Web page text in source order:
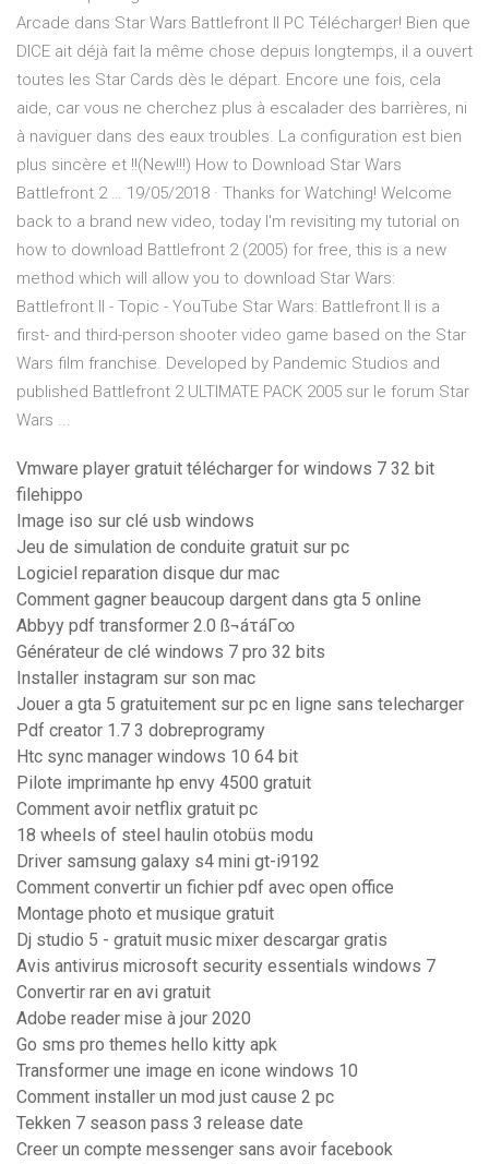
Arcade dans Star Wars Battlefront II PC Télécharger! Bien que
DICE ait déjà fait la même chose depuis longtemps, il a ouvert
toutes les Star Cards dès le départ. Encore une fois, cela
aide, car vous ne cherchez plus à escalader des barrières, ni
à naviguer dans des eaux troubles. La configuration est bien
plus sincère et !!(New!!!) How to Download Star Wars
Battlefront 2 … 19/05/2018 · Thanks for Watching! Welcome
back to a brand new video, today I'm revisiting my tutorial on
how to download Battlefront 2 (2005) for free, this is a new
method which will allow you to download Star Wars:
Battlefront II - Topic - YouTube Star Wars: Battlefront II is a
first- and third-person shooter video game based on the Star
Wars film franchise. Developed by Pandemic Studios and
published Battlefront 2 ULTIMATE PACK 2005 sur le forum Star
Wars ...
Vmware player gratuit télécharger for windows 7 32 bit
filehippo
Image iso sur clé usb windows
Jeu de simulation de conduite gratuit sur pc
Logiciel reparation disque dur mac
Comment gagner beaucoup dargent dans gta 5 online
Abbyy pdf transformer 2.0 ß¬áτáΓ∞
Générateur de clé windows 7 pro 32 bits
Installer instagram sur son mac
Jouer a gta 5 gratuitement sur pc en ligne sans telecharger
Pdf creator 1.7 3 dobreprogramy
Htc sync manager windows 10 64 bit
Pilote imprimante hp envy 4500 gratuit
Comment avoir netflix gratuit pc
18 wheels of steel haulin otobüs modu
Driver samsung galaxy s4 mini gt-i9192
Comment convertir un fichier pdf avec open office
Montage photo et musique gratuit
Dj studio 5 - gratuit music mixer descargar gratis
Avis antivirus microsoft security essentials windows 7
Convertir rar en avi gratuit
Adobe reader mise à jour 2020
Go sms pro themes hello kitty apk
Transformer une image en icone windows 10
Comment installer un mod just cause 2 pc
Tekken 7 season pass 3 release date
Creer un compte messenger sans avoir facebook